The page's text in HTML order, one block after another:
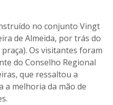
no conjunto Vingt
de Almeida, por trás do
Os visitantes foram
do Conselho Regional
que ressaltou a
a melhoria da mão de